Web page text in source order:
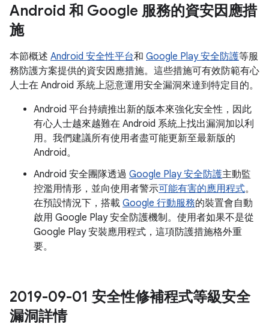
Android 和 Google 服務的資安因應措
施
本節概述 Android 安全性平台和 Google Play 安全防護等服
務防護方案提供的資安因應措施。這些措施可有效防範有心
人士在 Android 系統上惡意運用安全漏洞來達到特定目的。
Android 平台持續推出新的版本來強化安全性，因此
有心人士越來越難在 Android 系統上找出漏洞加以利
用。我們建議所有使用者盡可能更新至最新版的
Android。
Android 安全團隊透過 Google Play 安全防護主動監
控濫用情形，並向使用者警示可能有害的應用程式。
在預設情況下，搭載 Google 行動服務的裝置會自動
啟用 Google Play 安全防護機制。使用者如果不是從
Google Play 安裝應用程式，這項防護措施格外重
要。
2019-09-01 安全性修補程式等級安全
漏洞詳情